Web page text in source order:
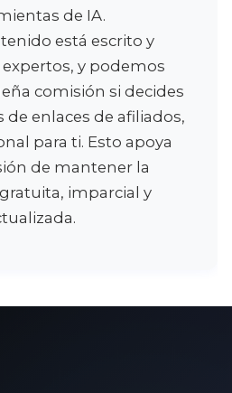
de IA.
está escrito y
y podemos
comisión si decides
de enlaces de afiliados,
para ti. Esto apoya
de mantener la
imparcial y